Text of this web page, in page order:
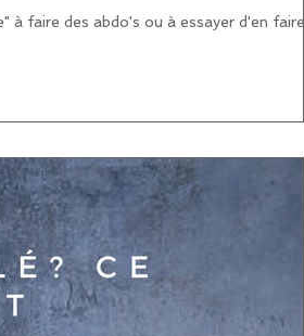
à faire des abdo's ou à essayer d'en faire,